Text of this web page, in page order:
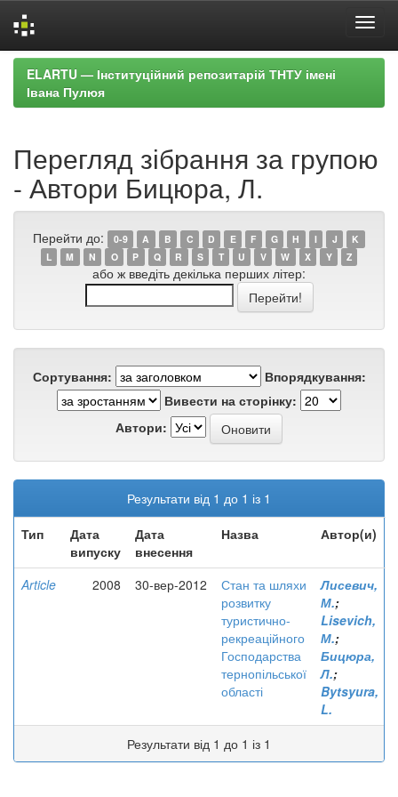
Skip
navigation
ELARTU — Інституційний репозитарій ТНТУ імені
Івана Пулюя
Перегляд зібрання за групою
- Автори Бицюра, Л.
Перейти до: 0-9 A B C D E F G H I J
K
L
M N O P Q R S T U V W X Y Z
або ж введіть декілька перших літер:
Сортування:
Впорядкування:
Вивести на сторінку:
Автори:
Результати від 1 до 1 із 1
Тип
Дата
випуску
Дата
внесення
Назва Автор(и)
Article 2008 30-вер-2012
Стан та шляхи
розвитку
туристично-
рекреаційного
Господарства
тернопільської
області
Лисевич,
М.;
Lisevich,
М.;
Бицюра,
Л.;
Bytsyura,
L.
Результати від 1 до 1 із 1